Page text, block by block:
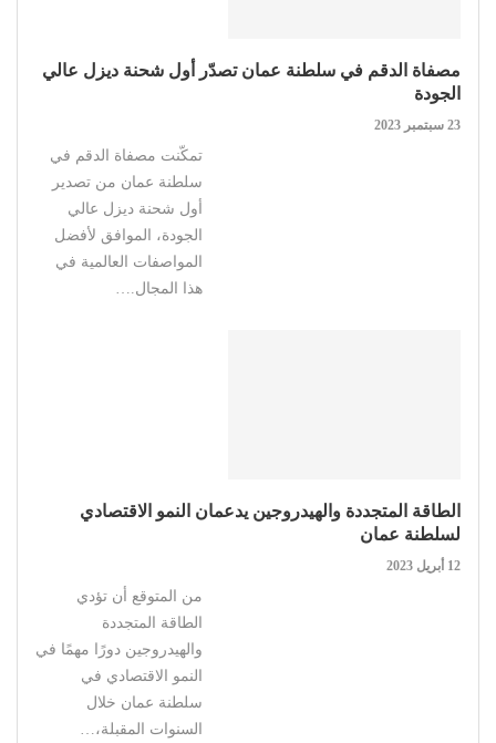
مصفاة الدقم في سلطنة عمان تصدّر أول شحنة ديزل عالي
الجودة
23 سبتمبر 2023
تمكّنت مصفاة الدقم في
سلطنة عمان من تصدير
أول شحنة ديزل عالي
الجودة، الموافق لأفضل
المواصفات العالمية في
هذا المجال.…
الطاقة المتجددة والهيدروجين يدعمان النمو الاقتصادي
لسلطنة عمان
12 أبريل 2023
من المتوقع أن تؤدي
الطاقة المتجددة
والهيدروجين دورًا مهمًا في
النمو الاقتصادي في
سلطنة عمان خلال
السنوات المقبلة،…